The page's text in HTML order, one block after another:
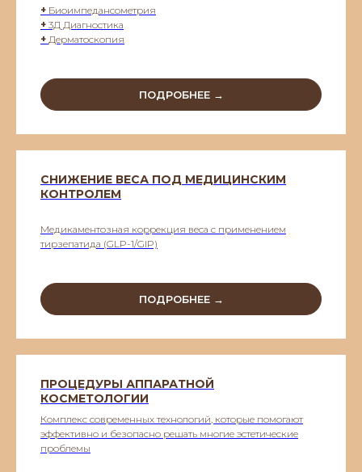
+ Биоимпедансометрия
+ 3Д Диагностика
+ Дерматоскопия
ПОДРОБНЕЕ →
СНИЖЕНИЕ ВЕСА ПОД МЕДИЦИНСКИМ
КОНТРОЛЕМ
Медикаментозная коррекция веса с применением
тирзепатида (GLP-1/GIP)
ПОДРОБНЕЕ →
ПРОЦЕДУРЫ АППАРАТНОЙ
КОСМЕТОЛОГИИ
Комплекс современных технологий, которые помогают
эффективно и безопасно решать многие эстетические
проблемы